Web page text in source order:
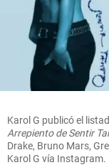
Karol G publicó el
Arrepiento de Sentir
Drake, Bruno Mars,
Karol G vía Instagram.